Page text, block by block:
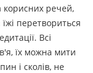
корисних речей,
перетвориться
Всі
їх можна мити
і сколів, не